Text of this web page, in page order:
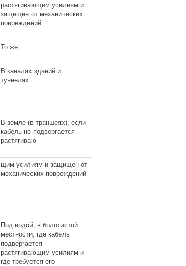
растягивающим усилиям и
защищен от механических
повреждений
То же
В каналах зданий и
туннелях
В земле (в траншеях), если
кабель не подвергается
растягиваю-
щим усилиям и защищен от
механических повреждений
Под водой, в болотистой
местности, где кабель
подвергается
растягивающим усилиям и
где требуется его